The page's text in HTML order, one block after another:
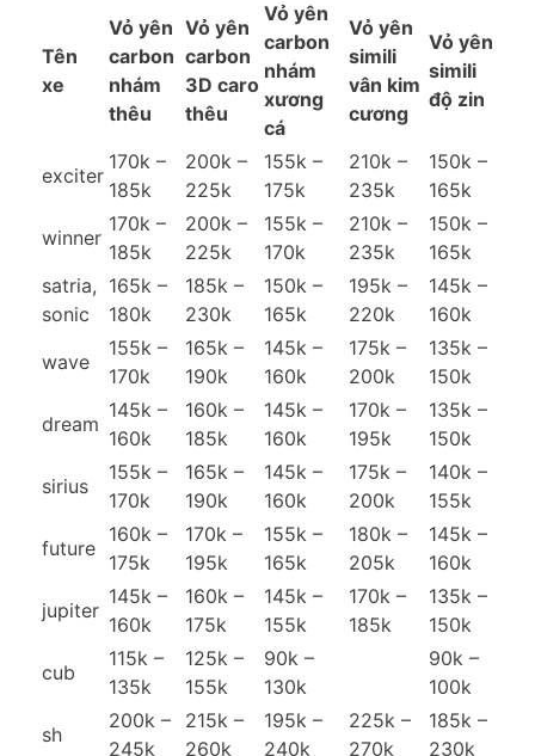
Tên
xe
Vỏ yên
carbon
nhám
thêu
Vỏ yên
carbon
3D caro
thêu
Vỏ yên
carbon
nhám
xương
cá
Vỏ yên
simili
vân kim
cương
Vỏ yên
simili
độ zin
exciter
170k –
185k
200k –
225k
155k –
175k
210k –
235k
150k –
165k
winner
170k –
185k
200k –
225k
155k –
170k
210k –
235k
150k –
165k
satria,
sonic
165k –
180k
185k –
230k
150k –
165k
195k –
220k
145k –
160k
wave
155k –
170k
165k –
190k
145k –
160k
175k –
200k
135k –
150k
dream
145k –
160k
160k –
185k
145k –
160k
170k –
195k
135k –
150k
sirius
155k –
170k
165k –
190k
145k –
160k
175k –
200k
140k –
155k
future
160k –
175k
170k –
195k
155k –
165k
180k –
205k
145k –
160k
jupiter
145k –
160k
160k –
175k
145k –
155k
170k –
185k
135k –
150k
cub
115k –
135k
125k –
155k
90k –
130k
90k –
100k
sh
200k –
245k
215k –
260k
195k –
240k
225k –
270k
185k –
230k